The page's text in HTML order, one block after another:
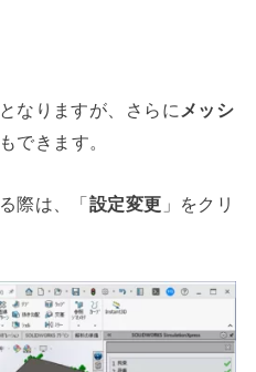
なりますが、さらに メッシ
できます。
際は、「設定変更 」をクリ